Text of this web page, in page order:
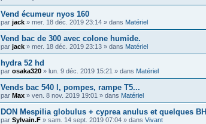
Vend écumeur nyos 160
par jack » mer. 18 déc. 2019 23:14 » dans Matériel
Vend bac de 300 avec colone humide.
par jack » mer. 18 déc. 2019 23:13 » dans Matériel
hydra 52 hd
par osaka320 » lun. 9 déc. 2019 15:21 » dans Matériel
Vends bac 540 l, pompes, rampe T5...
par Max » ven. 8 nov. 2019 19:01 » dans Matériel
DON Mespilia globulus + cyprea anulus et quelques BH
par Sylvain.F » sam. 14 sept. 2019 07:04 » dans Vivant